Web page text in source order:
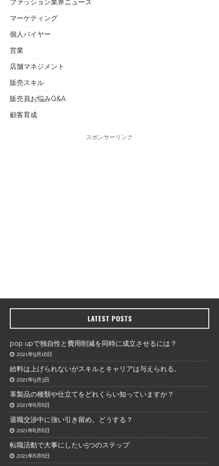
ファッション業界ニュース
マーケティング
個人バイヤー
営業
店舗マネジメント
販売スキル
販売員お悩みQ&A
顧客育成
スポンサーリンク
LATEST POSTS
pop upで独自性と費用削減を同時に成立させるには？
2021年9月16日
給料は上げられないがスキルとキャリアは与えられる。
2021年9月3日
革製品の種類や仕立てをどれくらい知っていますか？
2021年8月8日
退職交渉中に強い引き留め。どうする？
2021年8月8日
転職活動で大事にしたい5つのステップ
2021年8月6日